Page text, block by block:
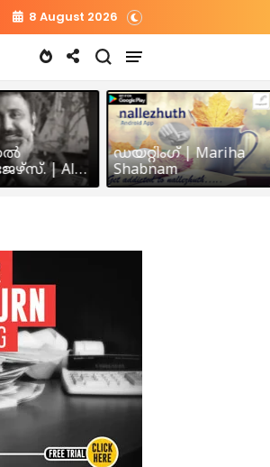
8 August 2026
| Alex
ഡയറ്റിംഗ് | Mariha
Shabnam